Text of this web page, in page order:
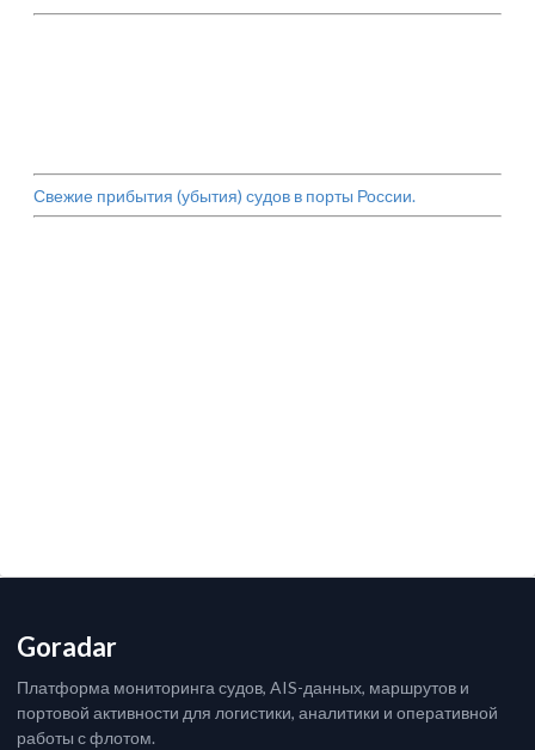
Свежие прибытия (убытия) судов в порты России.
Goradar
Платформа мониторинга судов, AIS-данных, маршрутов и
портовой активности для логистики, аналитики и оперативной
работы с флотом.